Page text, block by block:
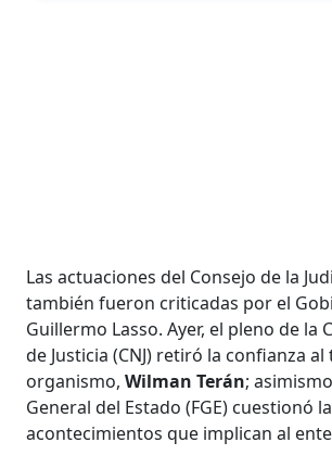
Las actuaciones del Consejo de la
también fueron criticadas por el
Guillermo Lasso. Ayer, el pleno de la
de Justicia (CNJ) retiró la confianza
organismo,Wilman Terán;
General del Estado (FGE) cuestionó
acontecimientos que implican al